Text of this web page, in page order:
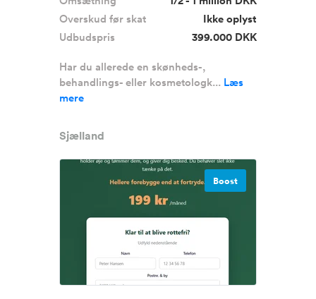
Overskud før skat
Ikke oplyst
Udbudspris
399.000 DKK
Har du allerede en skønheds-,
behandlings- eller kosmetologk... Læs
mere
Sjælland
Boost